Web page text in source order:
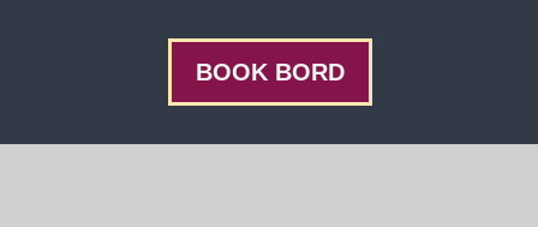
BOOK BORD